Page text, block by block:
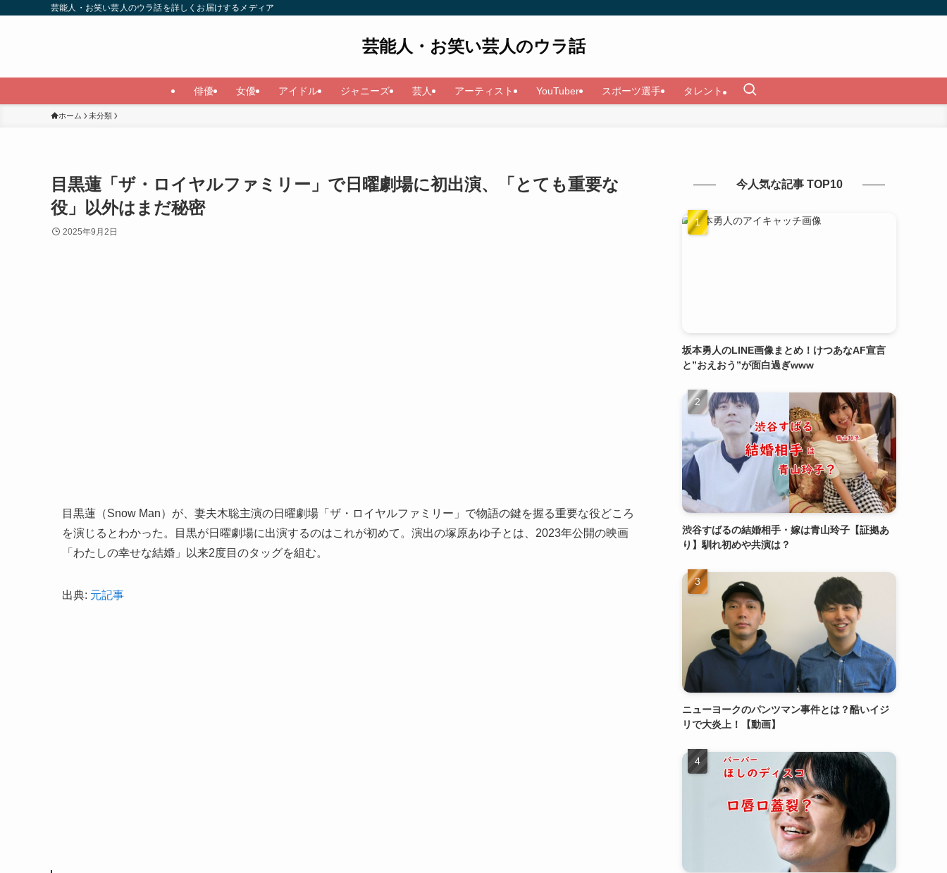
芸能人・お笑い芸人のウラ話を詳しくお届けするメディア
芸能人・お笑い芸人のウラ話
俳優 女優 アイドル ジャニーズ 芸人 アーティスト YouTuber スポーツ選手 タレント
ホーム 未分類
目黒蓮「ザ・ロイヤルファミリー」で日曜劇場に初出演、「とても重要な
役」以外はまだ秘密
2025年9月2日
目黒蓮（Snow Man）が、妻夫木聡主演の日曜劇場「ザ・ロイヤルファミリー」で物語の鍵を握る重要な役どころ
を演じるとわかった。目黒が日曜劇場に出演するのはこれが初めて。演出の塚原あゆ子とは、2023年公開の映画
「わたしの幸せな結婚」以来2度目のタッグを組む。
出典: 元記事
今人気な記事 TOP10
坂本勇人のLINE画像まとめ！けつあなAF宣言
と”おえおう”が面白過ぎwww
渋谷すばるの結婚相手・嫁は青山玲子【証拠あ
り】馴れ初めや共演は？
ニューヨークのパンツマン事件とは？酷いイジ
リで大炎上！【動画】